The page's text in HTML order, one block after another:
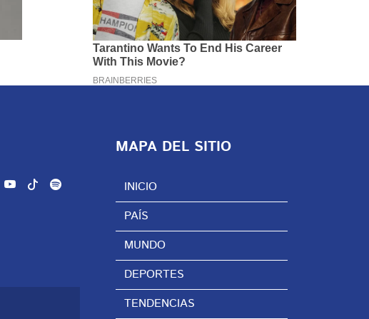
MAPA DEL SITIO
INICIO
PAÍS
MUNDO
DEPORTES
TENDENCIAS